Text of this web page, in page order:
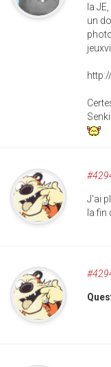
la
un
J'ai
la fin